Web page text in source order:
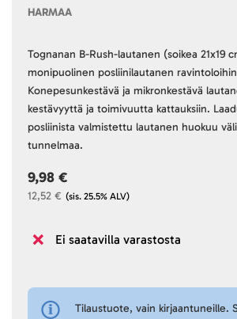
HARMAA
Tognanan B-Rush-lautanen (soikea 21x19
monipuolinen posliinilautanen
Konepesunkestävä ja mikronkestävä
kestävyyttä ja toimivuutta kattauksiin.
posliinista valmistettu lautanen huokuu
tunnelmaa.
(sis. 25.5% ALV)
12,52 €
9,98 €
Ei saatavilla varastosta
Tilaustuote, vain kirjaantuneille.
gallery
images